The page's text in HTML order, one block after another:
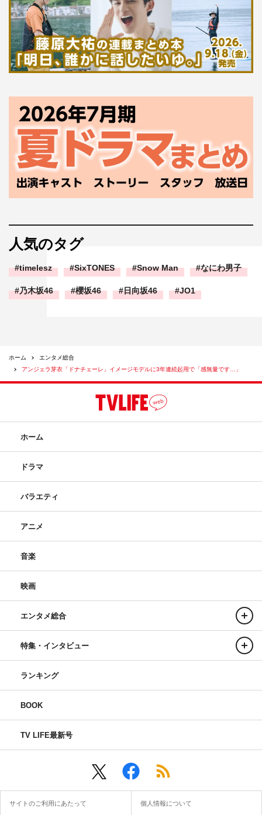
人気のタグ
timelesz SixTONES Snow Man なにわ男子
乃木坂46 櫻坂46 日向坂46 JO1
ホーム
エンタメ総合
アンジェラ芽衣「ドナチェーレ」イメージモデルに3年連続起用で「感無量です…」
ホーム
ドラマ
バラエティ
アニメ
音楽
映画
エンタメ総合
特集・インタビュー
ランキング
BOOK
TV LIFE最新号
サイトのご利用にあたって 個人情報について